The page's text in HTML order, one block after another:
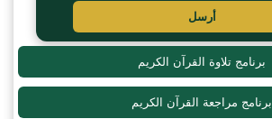
أرسل
برنامج تلاوة القرآن الكريم
برنامج مراجعة القرآن الكريم